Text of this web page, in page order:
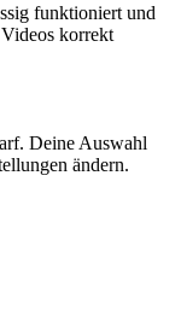
funktioniert und
korrekt
Deine Auswahl
ändern.